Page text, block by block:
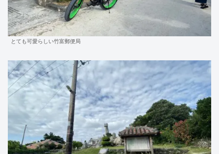
とても可愛らしい竹富郵便局